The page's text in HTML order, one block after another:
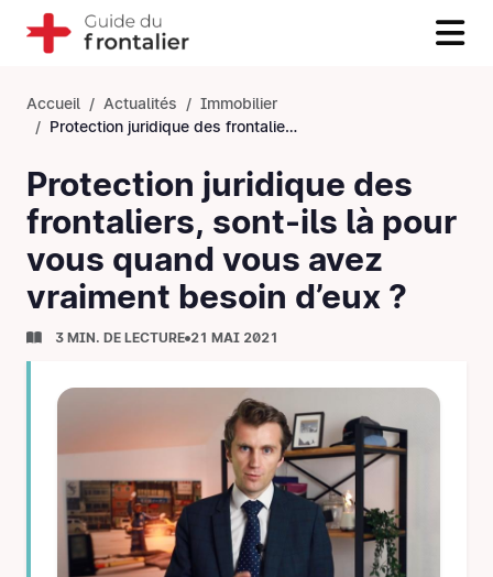
Accueil Actualités
Immobilier
Protection juridique des frontaliers, sont-ils là pour vous quand vous avez vraiment besoin d’eux&nbsp;?
Protection juridique des
frontaliers, sont-ils là pour
vous quand vous avez
vraiment besoin d’eux ?
3 MIN. DE LECTURE 21 MAI 2021